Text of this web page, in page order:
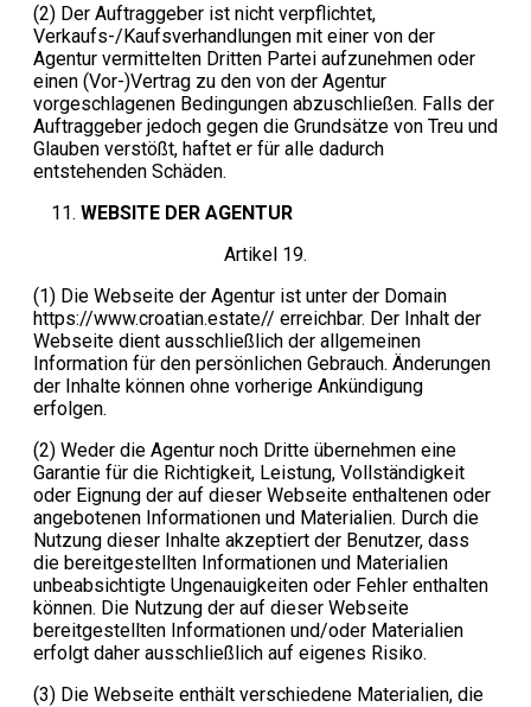
(2) Der Auftraggeber ist nicht verpflichtet,
Verkaufs-/Kaufsverhandlungen mit einer von der
Agentur vermittelten Dritten Partei aufzunehmen oder
einen (Vor-)Vertrag zu den von der Agentur
vorgeschlagenen Bedingungen abzuschließen. Falls der
Auftraggeber jedoch gegen die Grundsätze von Treu und
Glauben verstößt, haftet er für alle dadurch
entstehenden Schäden.
WEBSITE DER AGENTUR
Artikel 19.
(1) Die Webseite der Agentur ist unter der Domain
https://www.croatian.estate// erreichbar. Der Inhalt der
Webseite dient ausschließlich der allgemeinen
Information für den persönlichen Gebrauch. Änderungen
der Inhalte können ohne vorherige Ankündigung
erfolgen.
(2) Weder die Agentur noch Dritte übernehmen eine
Garantie für die Richtigkeit, Leistung, Vollständigkeit
oder Eignung der auf dieser Webseite enthaltenen oder
angebotenen Informationen und Materialien. Durch die
Nutzung dieser Inhalte akzeptiert der Benutzer, dass
die bereitgestellten Informationen und Materialien
unbeabsichtigte Ungenauigkeiten oder Fehler enthalten
können. Die Nutzung der auf dieser Webseite
bereitgestellten Informationen und/oder Materialien
erfolgt daher ausschließlich auf eigenes Risiko.
(3) Die Webseite enthält verschiedene Materialien, die